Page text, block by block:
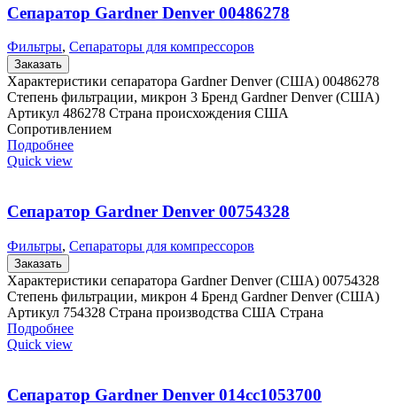
Сепаратор Gardner Denver 00486278
Фильтры, Сепараторы для компрессоров
Заказать
Характеристики сепаратора Gardner Denver (США) 00486278
Степень фильтрации, микрон 3 Бренд Gardner Denver (США)
Артикул 486278 Страна происхождения США
Сопротивлением
Подробнее
Quick view
Сепаратор Gardner Denver 00754328
Фильтры, Сепараторы для компрессоров
Заказать
Характеристики сепаратора Gardner Denver (США) 00754328
Степень фильтрации, микрон 4 Бренд Gardner Denver (США)
Артикул 754328 Страна производства США Страна
Подробнее
Quick view
Сепаратор Gardner Denver 014cc1053700